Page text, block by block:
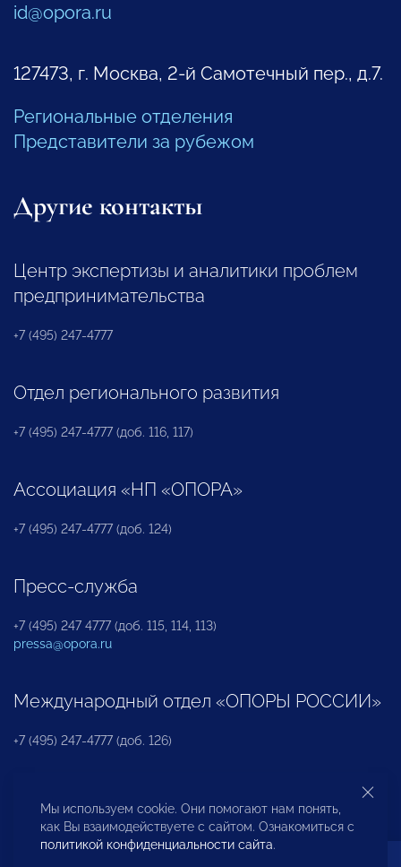
id@opora.ru
127473, г. Москва, 2-й Самотечный пер., д.7.
Региональные отделения
Представители за рубежом
Другие контакты
Центр экспертизы и аналитики проблем
предпринимательства
+7 (495) 247-4777
Отдел регионального развития
+7 (495) 247-4777 (доб. 116, 117)
Ассоциация «НП «ОПОРА»
+7 (495) 247-4777 (доб. 124)
Пресс-служба
+7 (495) 247 4777 (доб. 115, 114, 113)
pressa@opora.ru
Международный отдел «ОПОРЫ РОССИИ»
+7 (495) 247-4777 (доб. 126)
Бюро по защите прав предпринимателей и
инвесторов
Мы используем cookie. Они помогают нам понять,
как Вы взаимодействуете с сайтом. Ознакомиться с
политикой конфиденциальности сайта.